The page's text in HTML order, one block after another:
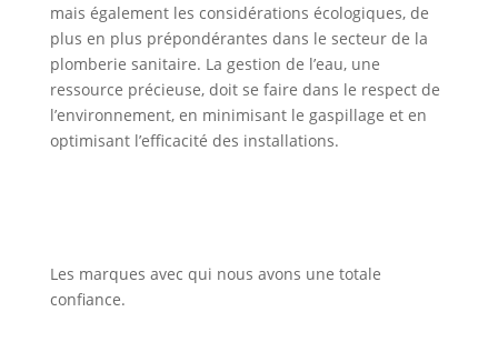
mais également les considérations écologiques, de
plus en plus prépondérantes dans le secteur de la
plomberie sanitaire. La gestion de l’eau, une
ressource précieuse, doit se faire dans le respect de
l’environnement, en minimisant le gaspillage et en
optimisant l’efficacité des installations.
Les marques avec qui nous avons une totale
confiance.